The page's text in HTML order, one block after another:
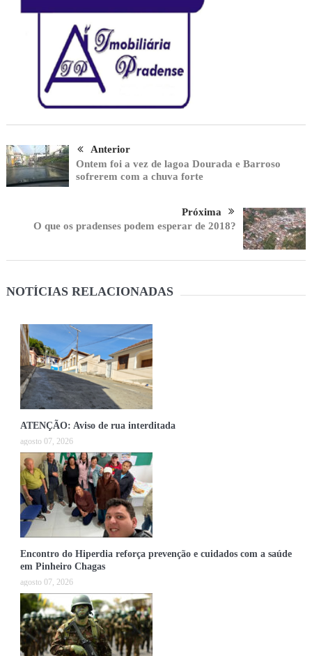
Anterior
Ontem foi a vez de lagoa Dourada e Barroso
sofrerem com a chuva forte
Próxima
O que os pradenses podem esperar de 2018?
NOTÍCIAS RELACIONADAS
ATENÇÃO: Aviso de rua interditada
agosto 07, 2026
Encontro do Hiperdia reforça prevenção e cuidados com a saúde
em Pinheiro Chagas
agosto 07, 2026